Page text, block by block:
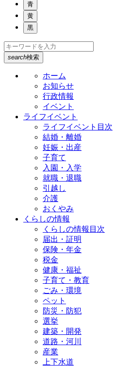
青
黄
黒
search検索
ホーム
お知らせ
行政情報
イベント
ライフイベント
ライフイベント目次
結婚・離婚
妊娠・出産
子育て
入園・入学
就職・退職
引越し
介護
おくやみ
くらしの情報
くらしの情報目次
届出・証明
保険・年金
税金
健康・福祉
子育て・教育
ごみ・環境
ペット
防災・防犯
選挙
建築・開発
道路・河川
産業
上下水道